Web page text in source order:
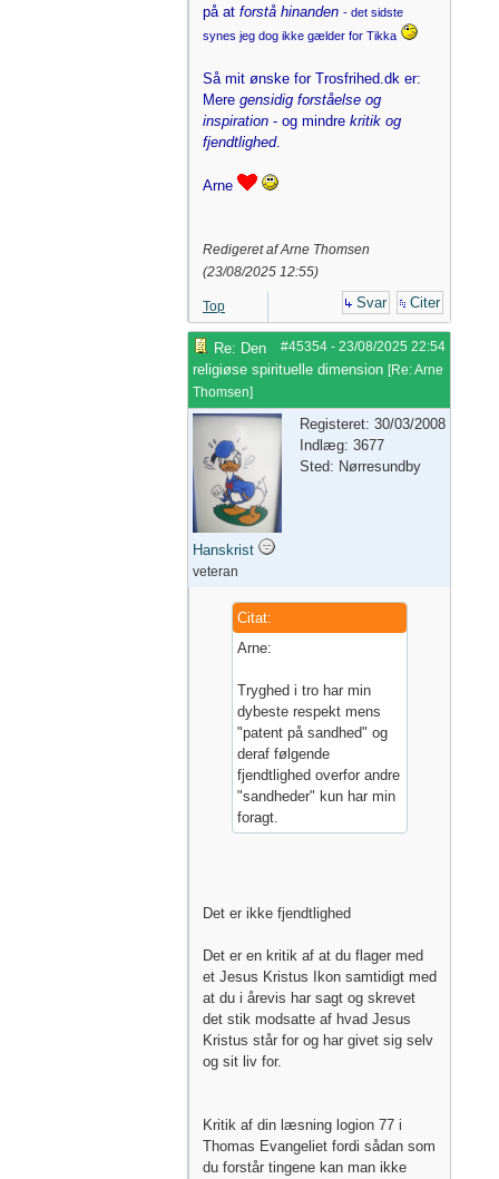
på at forstå hinanden - det sidste
synes jeg dog ikke gælder for Tikka
Så mit ønske for Trosfrihed.dk er:
Mere gensidig forståelse og
inspiration - og mindre kritik og
fjendtlighed.
Arne
Redigeret af Arne Thomsen
(23/08/2025 12:55)
Top Svar Citer
#45354 - 23/08/2025 22:54
Re: Den
religiøse spirituelle dimension [Re: Arne
Thomsen]
Hanskrist
veteran
Registeret: 30/03/2008
Indlæg: 3677
Sted: Nørresundby
Citat:
Arne:
Tryghed i tro har min
dybeste respekt mens
"patent på sandhed" og
deraf følgende
fjendtlighed overfor andre
"sandheder" kun har min
foragt.
Det er ikke fjendtlighed
Det er en kritik af at du flager med
et Jesus Kristus Ikon samtidigt med
at du i årevis har sagt og skrevet
det stik modsatte af hvad Jesus
Kristus står for og har givet sig selv
og sit liv for.
Kritik af din læsning logion 77 i
Thomas Evangeliet fordi sådan som
du forstår tingene kan man ikke